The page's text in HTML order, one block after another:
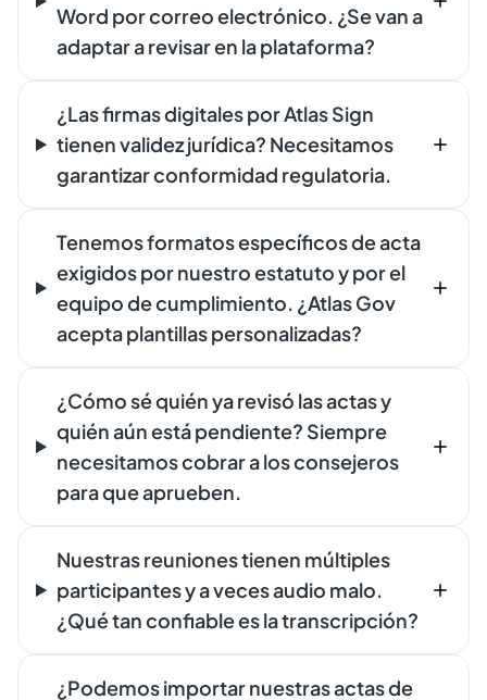
Word por correo electrónico. ¿Se van a
adaptar a revisar en la plataforma?
¿Las firmas digitales por Atlas Sign
tienen validez jurídica? Necesitamos
garantizar conformidad regulatoria.
Tenemos formatos específicos de acta
exigidos por nuestro estatuto y por el
equipo de cumplimiento. ¿Atlas Gov
acepta plantillas personalizadas?
¿Cómo sé quién ya revisó las actas y
quién aún está pendiente? Siempre
necesitamos cobrar a los consejeros
para que aprueben.
Nuestras reuniones tienen múltiples
participantes y a veces audio malo.
¿Qué tan confiable es la transcripción?
¿Podemos importar nuestras actas de